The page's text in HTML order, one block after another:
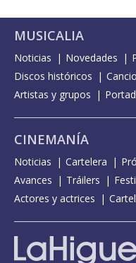
MUSICALIA
Noticias Novedades
Discos históricos
Artistas y grupos
CINEMANÍA
Noticias Cartelera
Avances
Tráilers
Actores y actrices